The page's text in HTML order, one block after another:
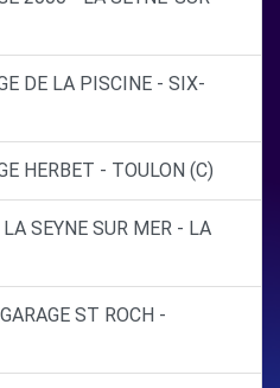
DE LA PISCINE - SIX-
HERBET - TOULON (C)
SEYNE SUR MER - LA
ST ROCH -